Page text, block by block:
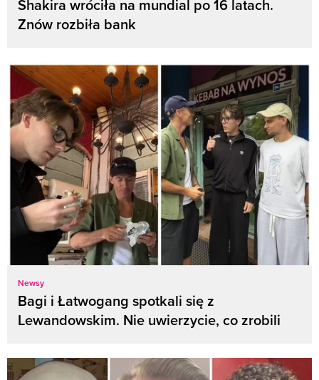
Shakira wróciła na mundial po 16 latach.
Znów rozbiła bank
Newsy
Bagi i Łatwogang spotkali się z
Lewandowskim. Nie uwierzycie, co zrobili